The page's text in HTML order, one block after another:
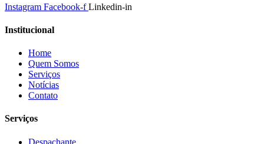
Instagram Facebook-f Linkedin-in
Institucional
Home
Quem Somos
Serviços
Notícias
Contato
Serviços
Despachante